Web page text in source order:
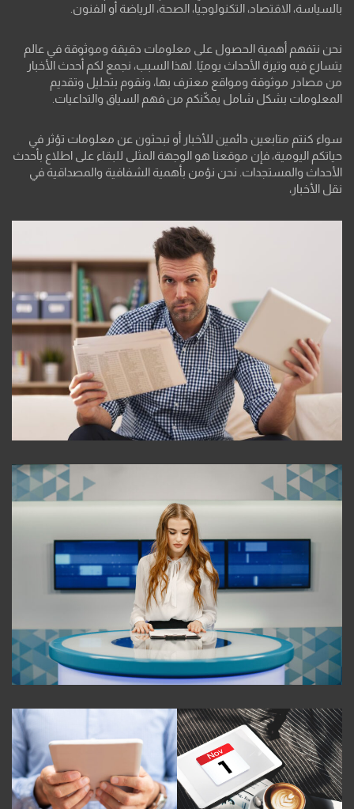
بالسياسة، الاقتصاد، التكنولوجيا، الصحة، الرياضة أو الفنون.
نحن نتفهم أهمية الحصول على معلومات دقيقة وموثوقة في عالم
يتسارع فيه وتيرة الأحداث يوميًا. لهذا السبب، نجمع لكم أحدث الأخبار
من مصادر موثوقة ومواقع معترف بها، ونقوم بتحليل وتقديم
المعلومات بشكل شامل يمكّنكم من فهم السياق والتداعيات.
سواء كنتم متابعين دائمين للأخبار أو تبحثون عن معلومات تؤثر في
حياتكم اليومية، فإن موقعنا هو الوجهة المثلى للبقاء على اطلاع بأحدث
الأحداث والمستجدات. نحن نؤمن بأهمية الشفافية والمصداقية في
نقل الأخبار،